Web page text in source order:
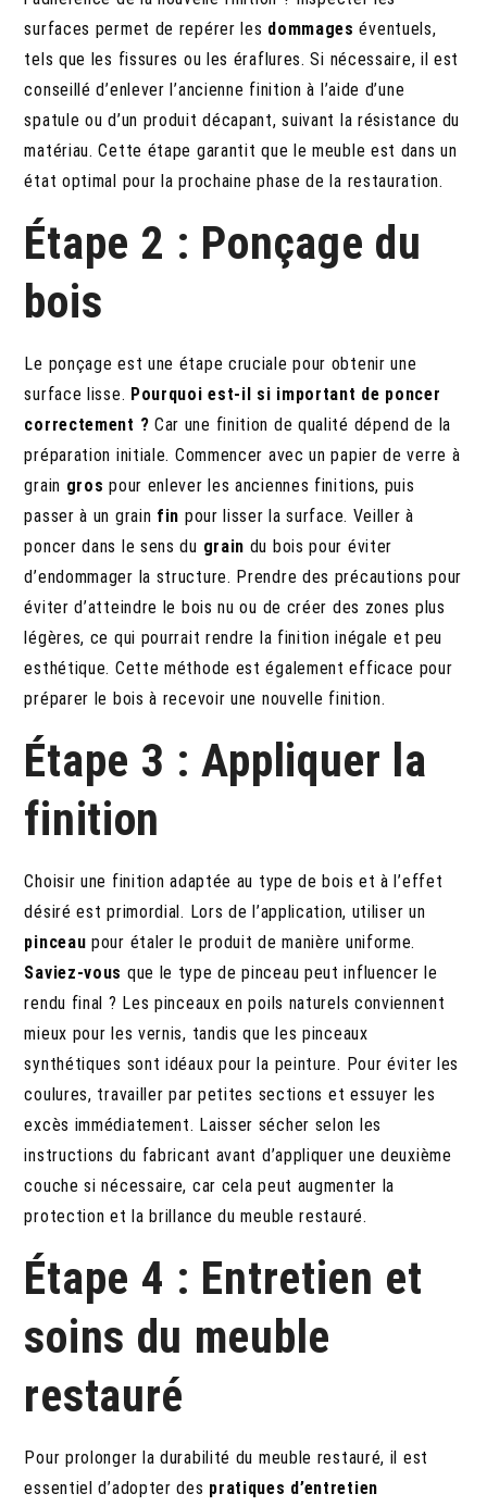
surfaces permet de repérer les dommages éventuels,
tels que les fissures ou les éraflures. Si nécessaire, il est
conseillé d’enlever l’ancienne finition à l’aide d’une
spatule ou d’un produit décapant, suivant la résistance du
matériau. Cette étape garantit que le meuble est dans un
état optimal pour la prochaine phase de la restauration.
Étape 2 : Ponçage du
bois
Le ponçage est une étape cruciale pour obtenir une
surface lisse. Pourquoi est-il si important de poncer
correctement ? Car une finition de qualité dépend de la
préparation initiale. Commencer avec un papier de verre à
grain gros pour enlever les anciennes finitions, puis
passer à un grain fin pour lisser la surface. Veiller à
poncer dans le sens du grain du bois pour éviter
d’endommager la structure. Prendre des précautions pour
éviter d’atteindre le bois nu ou de créer des zones plus
légères, ce qui pourrait rendre la finition inégale et peu
esthétique. Cette méthode est également efficace pour
préparer le bois à recevoir une nouvelle finition.
Étape 3 : Appliquer la
finition
Choisir une finition adaptée au type de bois et à l’effet
désiré est primordial. Lors de l’application, utiliser un
pinceau pour étaler le produit de manière uniforme.
Saviez-vous que le type de pinceau peut influencer le
rendu final ? Les pinceaux en poils naturels conviennent
mieux pour les vernis, tandis que les pinceaux
synthétiques sont idéaux pour la peinture. Pour éviter les
coulures, travailler par petites sections et essuyer les
excès immédiatement. Laisser sécher selon les
instructions du fabricant avant d’appliquer une deuxième
couche si nécessaire, car cela peut augmenter la
protection et la brillance du meuble restauré.
Étape 4 : Entretien et
soins du meuble
restauré
Pour prolonger la durabilité du meuble restauré, il est
essentiel d’adopter des pratiques d’entretien